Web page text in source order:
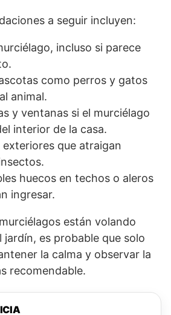
a seguir incluyen:
incluso si parece
como perros y gatos
animal.
y ventanas si el murciélago
interior de la casa.
exteriores que atraigan
huecos en techos o aleros
ingresar.
están volando
jardín, es probable que solo
la calma y observar la
recomendable.